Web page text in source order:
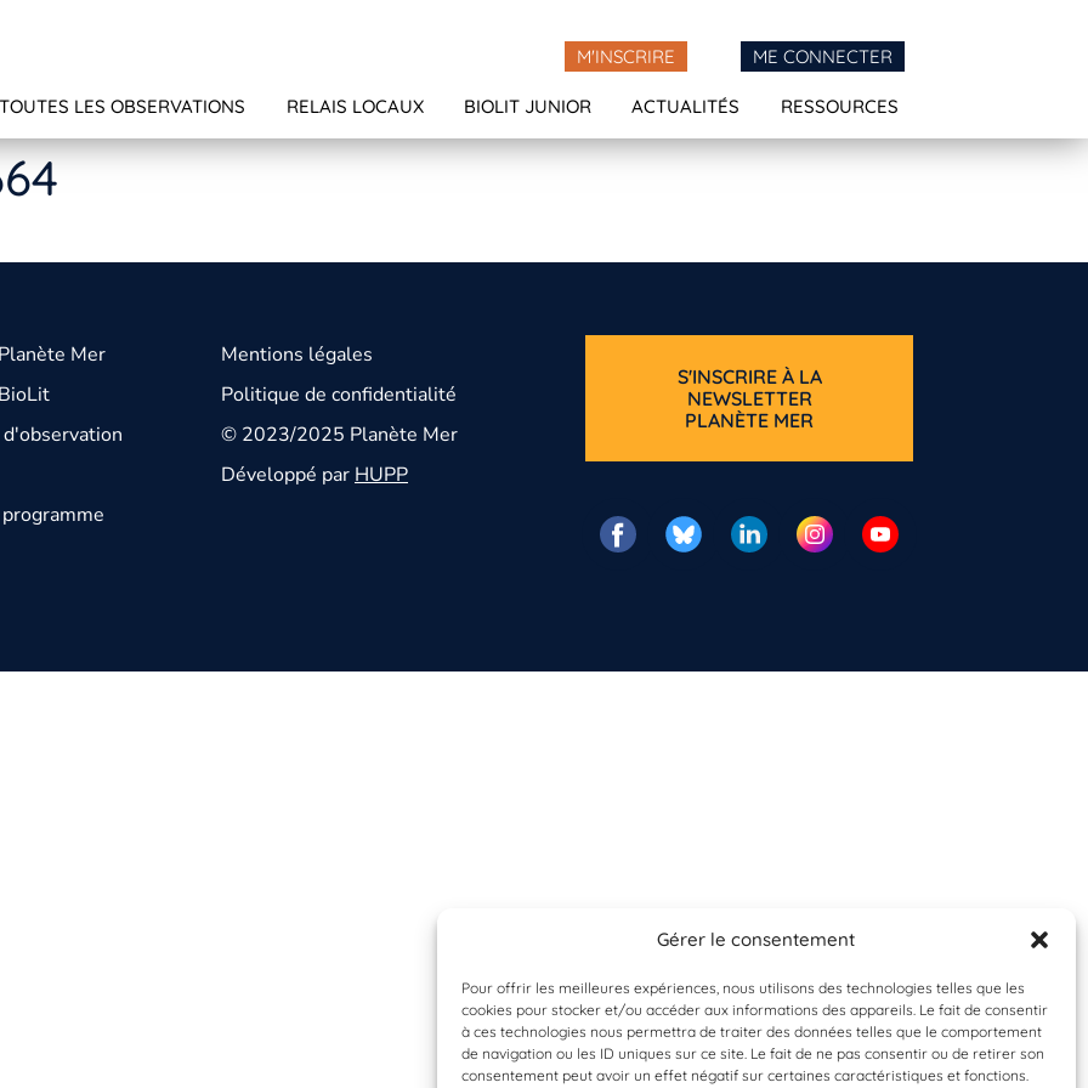
Gérer le consentement
Pour offrir les meilleures expériences, nous utilisons des technologies telles que les
cookies pour stocker et/ou accéder aux informations des appareils. Le fait de consentir
à ces technologies nous permettra de traiter des données telles que le comportement
de navigation ou les ID uniques sur ce site. Le fait de ne pas consentir ou de retirer son
consentement peut avoir un effet négatif sur certaines caractéristiques et fonctions.
M'INSCRIRE ME CONNECTER
TOUTES LES OBSERVATIONS RELAIS LOCAUX BIOLIT JUNIOR ACTUALITÉS RESSOURCES
Mer
Mentions légales
Politique de confidentialité
© 2023/2025 Planète Mer
Développé parHUPP
S'INSCRIRE À LA
NEWSLETTER
PLANÈTE MER